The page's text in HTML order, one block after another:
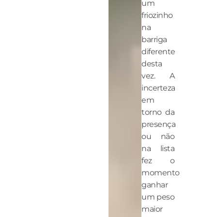
um
friozinho
na
barriga
diferente
desta
vez. A
incerteza
em
torno da
presença
ou não
na lista
fez o
momento
ganhar
um peso
maior